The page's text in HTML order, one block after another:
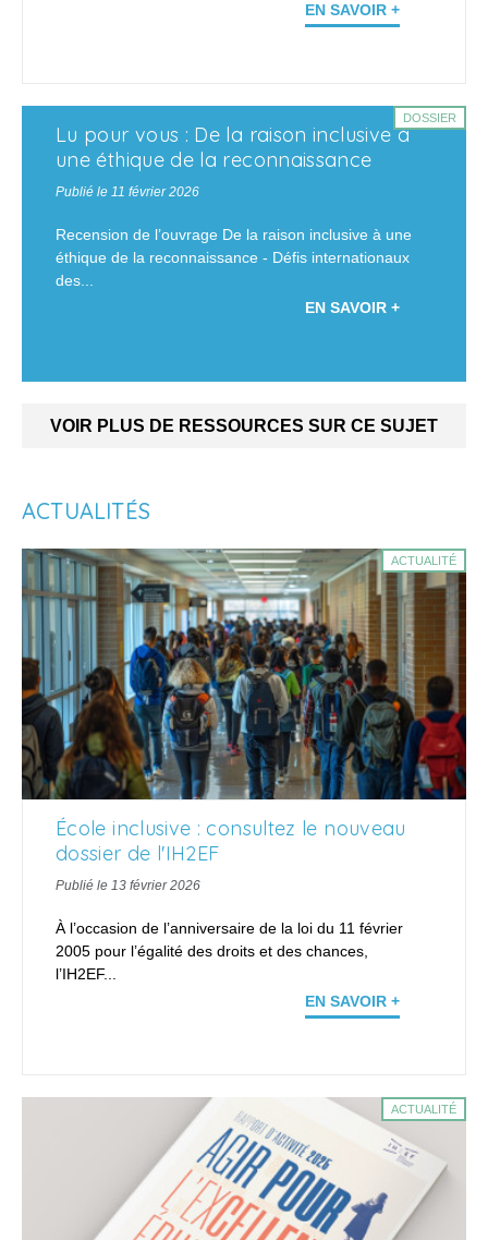
EN SAVOIR +
DOSSIER
Lu pour vous : De la raison inclusive à
une éthique de la reconnaissance
Publié le 11 février 2026
Recension de l’ouvrage De la raison inclusive à une
éthique de la reconnaissance - Défis internationaux
des...
EN SAVOIR +
VOIR PLUS DE RESSOURCES SUR CE SUJET
ACTUALITÉS
ACTUALITÉ
École inclusive : consultez le nouveau
dossier de l'IH2EF
Publié le 13 février 2026
À l’occasion de l’anniversaire de la loi du 11 février
2005 pour l’égalité des droits et des chances,
l’IH2EF...
EN SAVOIR +
ACTUALITÉ